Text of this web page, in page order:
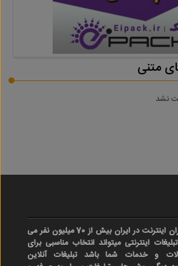
متنی
نشد
در حال حاضر کاربران اینترنت در ایران بیش از 70 میلیون نفر می
اینترنتی میتواند انتخاب مناسبی برای
و خدمات شما باشد تبلیغات آنلاین